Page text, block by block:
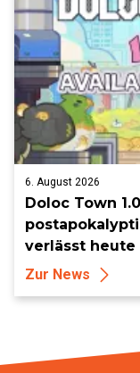
6. August 2026
Doloc Town
verlässt heute
Zur News